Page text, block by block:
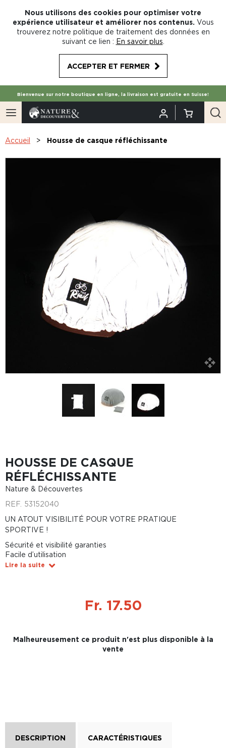
Nous utilisons des cookies pour optimiser votre
expérience utilisateur et améliorer nos contenus. Vous
trouverez notre politique de traitement des données en
suivant ce lien : En savoir plus
ACCEPTER ET FERMER
Bienvenue sur notre boutique en ligne, la livraison est gratuite en Suisse!
Accueil Housse de casque réfléchissante
HOUSSE DE CASQUE
RÉFLÉCHISSANTE
Nature & Découvertes
REF. 53152040
UN ATOUT VISIBILITÉ POUR VOTRE PRATIQUE
SPORTIVE !
Sécurité et visibilité garanties
Facile d’utilisation
Lire la suite
Fr. 17.50
Malheureusement ce produit n'est plus disponible à la
vente
DESCRIPTION CARACTÉRISTIQUES